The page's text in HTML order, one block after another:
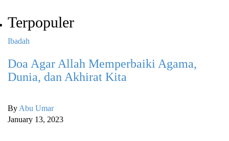
Terpopuler
Ibadah
Doa Agar Allah Memperbaiki Agama,
Dunia, dan Akhirat Kita
By Abu Umar
January 13, 2023